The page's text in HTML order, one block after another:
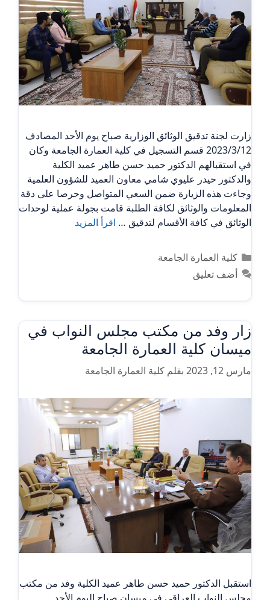
زارت لجنة تدقيق الوثائق الوزارية صباح يوم الأحد المصادف
2023/3/12 قسم التسجيل في كلية العمارة الجامعة وكان
في استقبالهم الدكتور حميد حسن طاهر عميد الكلية
والدكتور حيدر عليوي شامي معاون العميد للشؤون العلمية
وجاءت هذه الزيارة ضمن السعي المتواصل وحرصا على دقة
المعلومات والوثائق لكافة الطلبة قامت بجولة عملية لوحدات
الوثائق في كافة الأقسام لتدقيق … اقرأ المزيد
التصنيفات
كلية العمارة الجامعة
أضف تعليق
زار وفد من مكتب مجلس النواب في
ميسان كلية العمارة الجامعة
مارس 12, 2023 بقلم كلية العمارة الجامعة
استقبل الدكتور حميد حسن طاهر عميد الكلية وفد من مكتب